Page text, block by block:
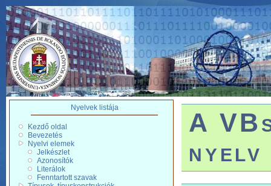
Nyelvek listája
Kezdő oldal
Bevezetés
Nyelvi elemek
Jelkészlet
Azonosítók
Literálok
Fenntartott szavak
A
nyelv